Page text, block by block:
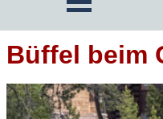
Büffel beim